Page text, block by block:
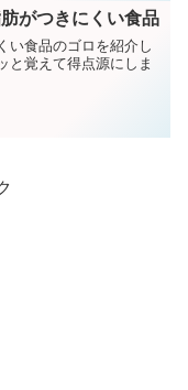
肪がつきにくい食品
い食品のゴロを紹介し
と覚えて得点源にしま